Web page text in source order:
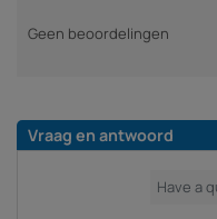
Geen beoordelingen
Vraag en antwoord